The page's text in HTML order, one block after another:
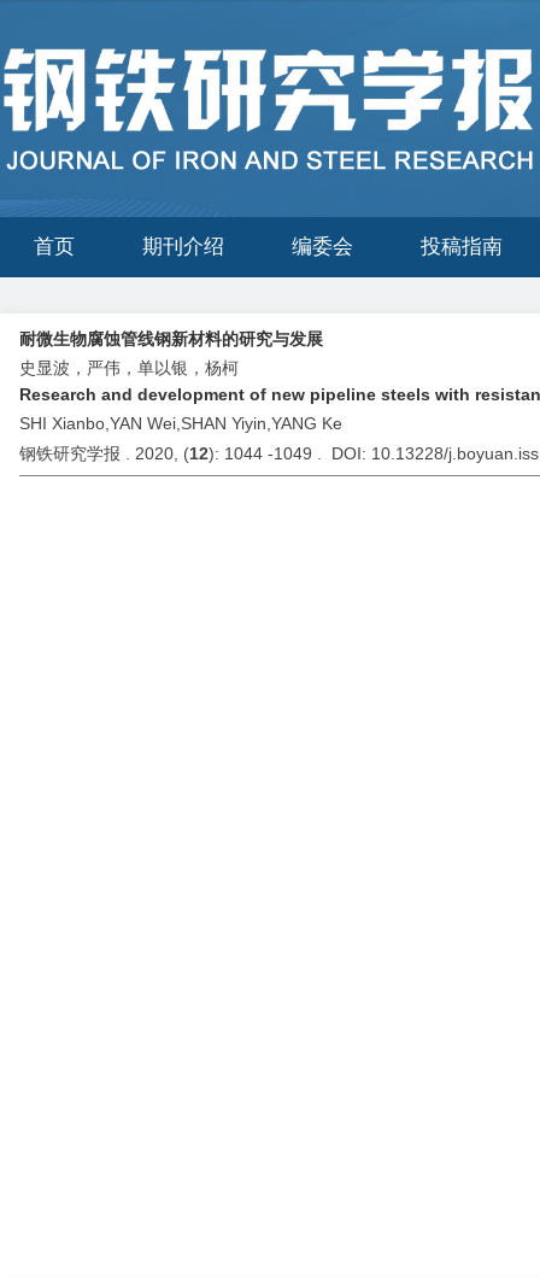
首页 期刊介绍 编委会 投稿指南
耐微生物腐蚀管线钢新材料的研究与发展
史显波，严伟，单以银，杨柯
Research and development of new pipeline steels with
SHI Xianbo,YAN Wei,SHAN Yiyin,YANG Ke
钢铁研究学报 . 2020, (12): 1044 -1049 . DOI: 10.13228/